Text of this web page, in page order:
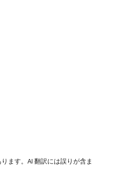
ます。AI 翻訳には誤りが含ま